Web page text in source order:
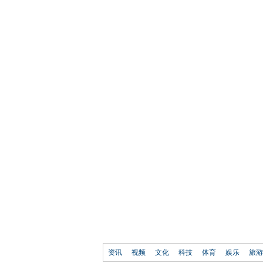
资讯 视频 文化 科技 体育 娱乐 旅游